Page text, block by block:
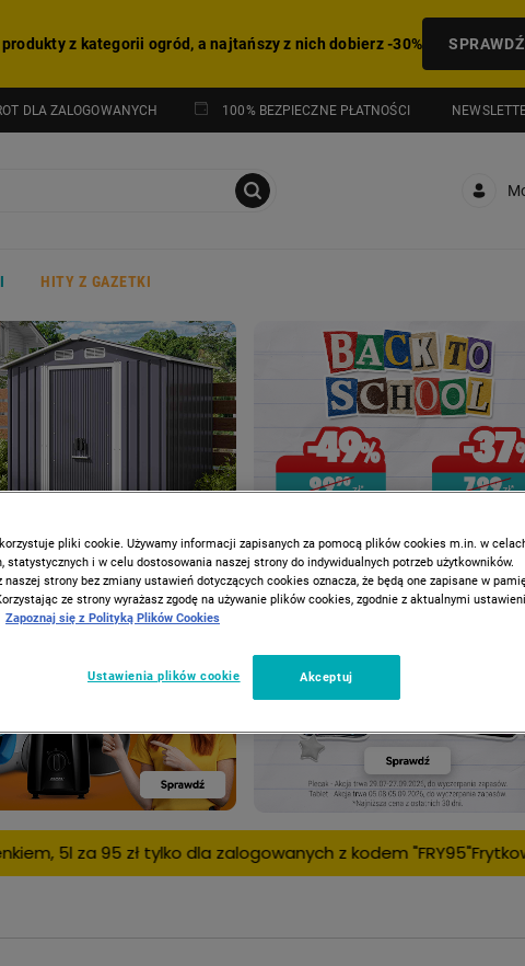
z kategorii ogród, a najtańszy z nich dobierz -30% SPRAWDŹ
DLA ZALOGOWANYCH 100% BEZPIECZNE PŁATNOŚCI
HITY Z GAZETKI
zalogowanych z kodem "FRY95"Frytkownica beztłuszczowa
pliki cookie. Używamy informacji zapisanych za pomocą plików cookies m.in. w
statystycznych i w celu dostosowania naszej strony do indywidualnych potrzeb użytkowników.
naszej strony bez zmiany ustawień dotyczących cookies oznacza, że będą one zapisane w
ze strony wyrażasz zgodę na używanie plików cookies, zgodnie z aktualnymi
Zapoznaj się z Polityką Plików Cookies
Ustawienia plików cookie Akceptuj